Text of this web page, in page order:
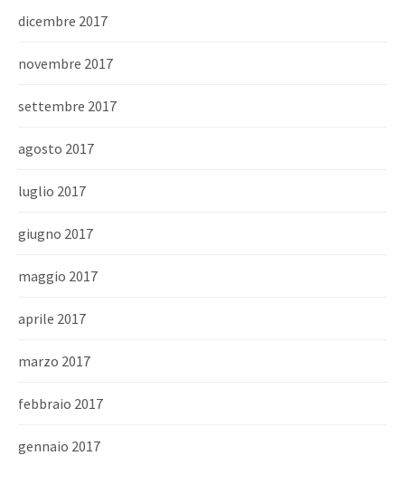
dicembre 2017
novembre 2017
settembre 2017
agosto 2017
luglio 2017
giugno 2017
maggio 2017
aprile 2017
marzo 2017
febbraio 2017
gennaio 2017